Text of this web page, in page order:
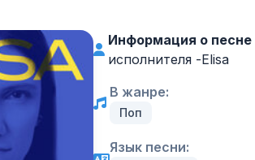
Информация о песне
исполнителя -Elisa
В жанре:
Поп
Язык песни: